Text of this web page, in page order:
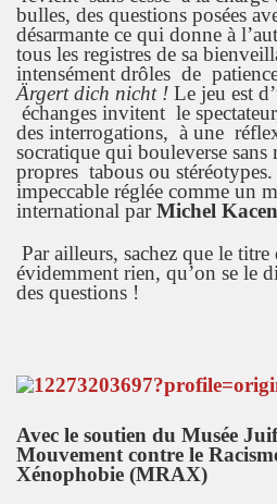
bulles, des questions posées
désarmante ce qui donne à
tous les registres de sa
intensément drôles de
Ärgert dich nicht ! Le jeu est
échanges invitent le
des interrogations, à une
socratique qui bouleverse sans
propres tabous ou stéréotypes.
impeccable réglée comme un
international parMichel
Par ailleurs, sachez que le titre
évidemment rien, qu’on se le
des questions !
Avec le soutien du Musée
Mouvement contre le
Xénophobie (MRAX)